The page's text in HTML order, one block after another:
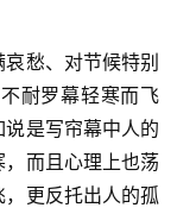
愁、对节候特别
耐罗幕轻寒而飞
是写帘幕中人的
而且心理上也荡
更反托出人的孤